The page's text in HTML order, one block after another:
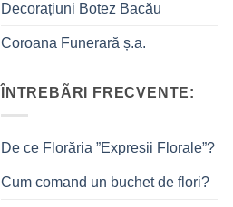
Decorațiuni Botez Bacău
Coroana Funerară ș.a.
ÎNTREBÃRI FRECVENTE:
De ce Florăria ”Expresii Florale”?
Cum comand un buchet de flori?